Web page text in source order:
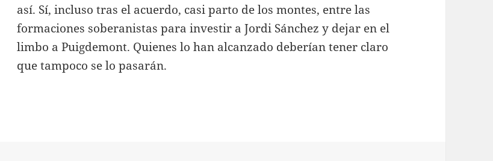
así. Sí, incluso tras el acuerdo, casi parto de los montes, entre las
formaciones soberanistas para investir a Jordi Sánchez y dejar en el
limbo a Puigdemont. Quienes lo han alcanzado deberían tener claro
que tampoco se lo pasarán.